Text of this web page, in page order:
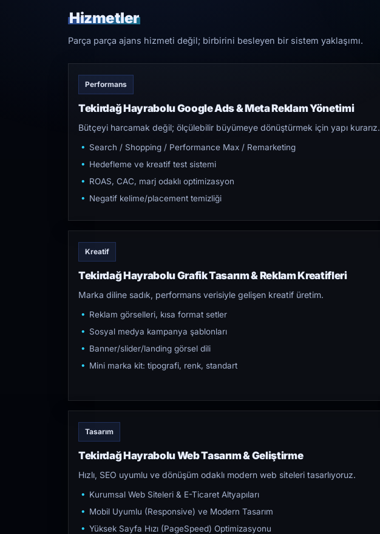
Hizmetler
Parça parça ajans hizmeti değil; birbirini besleyen bir sistem yaklaşımı.
Performans
Tekirdağ Hayrabolu Google Ads & Meta Reklam Yönetimi
Bütçeyi harcamak değil; ölçülebilir büyümeye dönüştürmek için yapı kurarız.
Search / Shopping / Performance Max / Remarketing
Hedefleme ve kreatif test sistemi
ROAS, CAC, marj odaklı optimizasyon
Negatif kelime/placement temizliği
Kreatif
Tekirdağ Hayrabolu Grafik Tasarım & Reklam Kreatifleri
Marka diline sadık, performans verisiyle gelişen kreatif üretim.
Reklam görselleri, kısa format setler
Sosyal medya kampanya şablonları
Banner/slider/landing görsel dili
Mini marka kit: tipografi, renk, standart
Tasarım
Tekirdağ Hayrabolu Web Tasarım & Geliştirme
Hızlı, SEO uyumlu ve dönüşüm odaklı modern web siteleri tasarlıyoruz.
Kurumsal Web Siteleri & E-Ticaret Altyapıları
Mobil Uyumlu (Responsive) ve Modern Tasarım
Yüksek Sayfa Hızı (PageSpeed) Optimizasyonu